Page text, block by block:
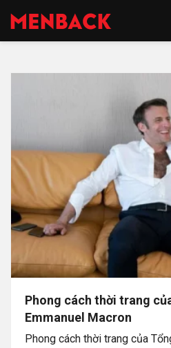
Phong cách thời trang
Emmanuel Macron
Phong cách thời trang của